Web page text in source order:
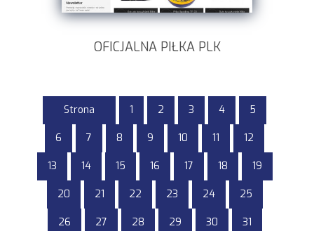
OFICJALNA PIŁKA PLK
Strona 1 2 3 4 5
6 7 8 9 10 11 12
13 14 15 16 17 18 19
20 21 22 23 24 25
26 27 28 29 30 31